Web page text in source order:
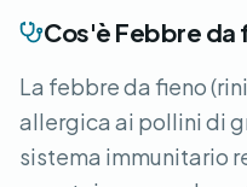
Cos'è Febbre da
La febbre da fieno
allergica ai pollini di
sistema immunitario